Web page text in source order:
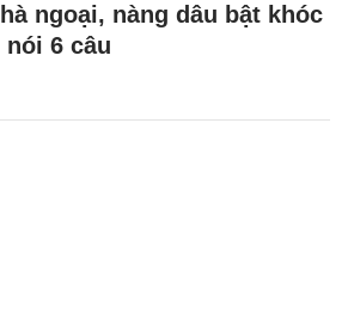
ngoại, nàng dâu bật khóc
nói 6 câu